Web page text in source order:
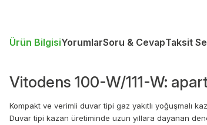
Ürün BilgisiYorumlarSoru & CevapTaksit
Vitodens 100-W/111-W:
Kompakt ve verimli duvar tipi gaz yakıtlı yoğuşmalı
Duvar tipi kazan üretiminde uzun yıllara dayanan